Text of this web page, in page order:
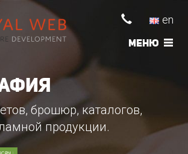
en
Меню
брошюр, каталогов,
продукции.